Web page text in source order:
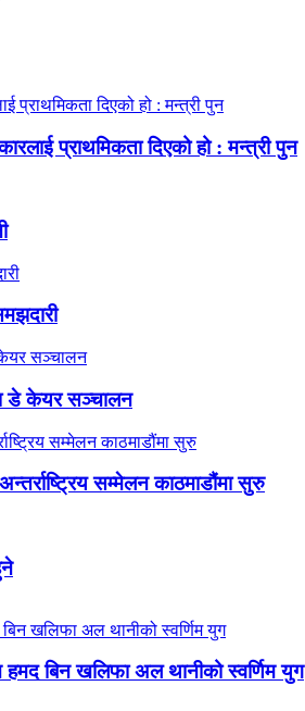
प्राथमिकता दिएको हो : मन्त्री पुन
डे केयर सञ्चालन
सम्मेलन काठमाडौंमा सुरु
बिन खलिफा अल थानीको स्वर्णिम युग